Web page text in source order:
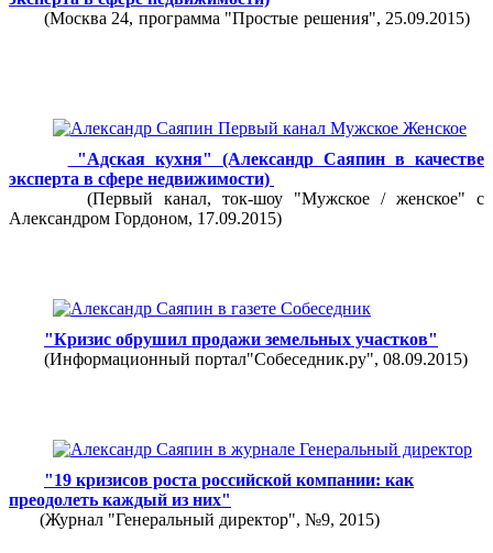
(Москва 24, программа "Простые решения", 25.09.2015)
"Адская кухня" (Александр Саяпин в качестве
эксперта в сфере недвижимости)
(Первый канал, ток-шоу "Мужское / женское" с
Александром Гордоном, 17.09.2015)
"Кризис обрушил продажи земельных участков"
(Информационный портал"Собеседник.ру", 08.09.2015)
"19 кризисов роста российской компании: как
преодолеть каждый из них"
(Журнал "Генеральный директор", №9, 2015)